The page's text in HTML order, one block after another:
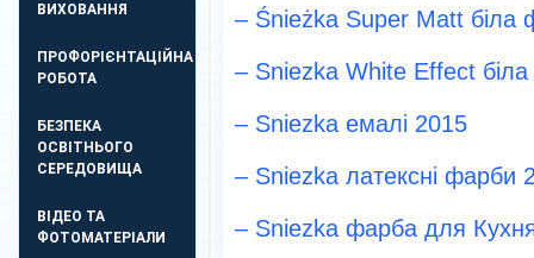
ВИХОВАННЯ
ПРОФОРІЄНТАЦІЙНА
РОБОТА
БЕЗПЕКА
ОСВIТНЬОГО
СЕРЕДОВИЩА
ВІДЕО ТА
ФОТОМАТЕРІАЛИ
– Śnieżka Super Matt біла
– Sniezka White Effect біла
– Sniezka емалі 2015
– Sniezka латексні фарби
– Sniezka фарба для